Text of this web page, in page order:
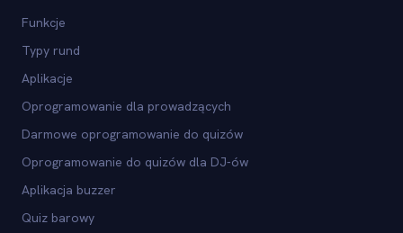
Funkcje
Typy rund
Aplikacje
Oprogramowanie dla prowadzących
Darmowe oprogramowanie do quizów
Oprogramowanie do quizów dla DJ-ów
Aplikacja buzzer
Quiz barowy